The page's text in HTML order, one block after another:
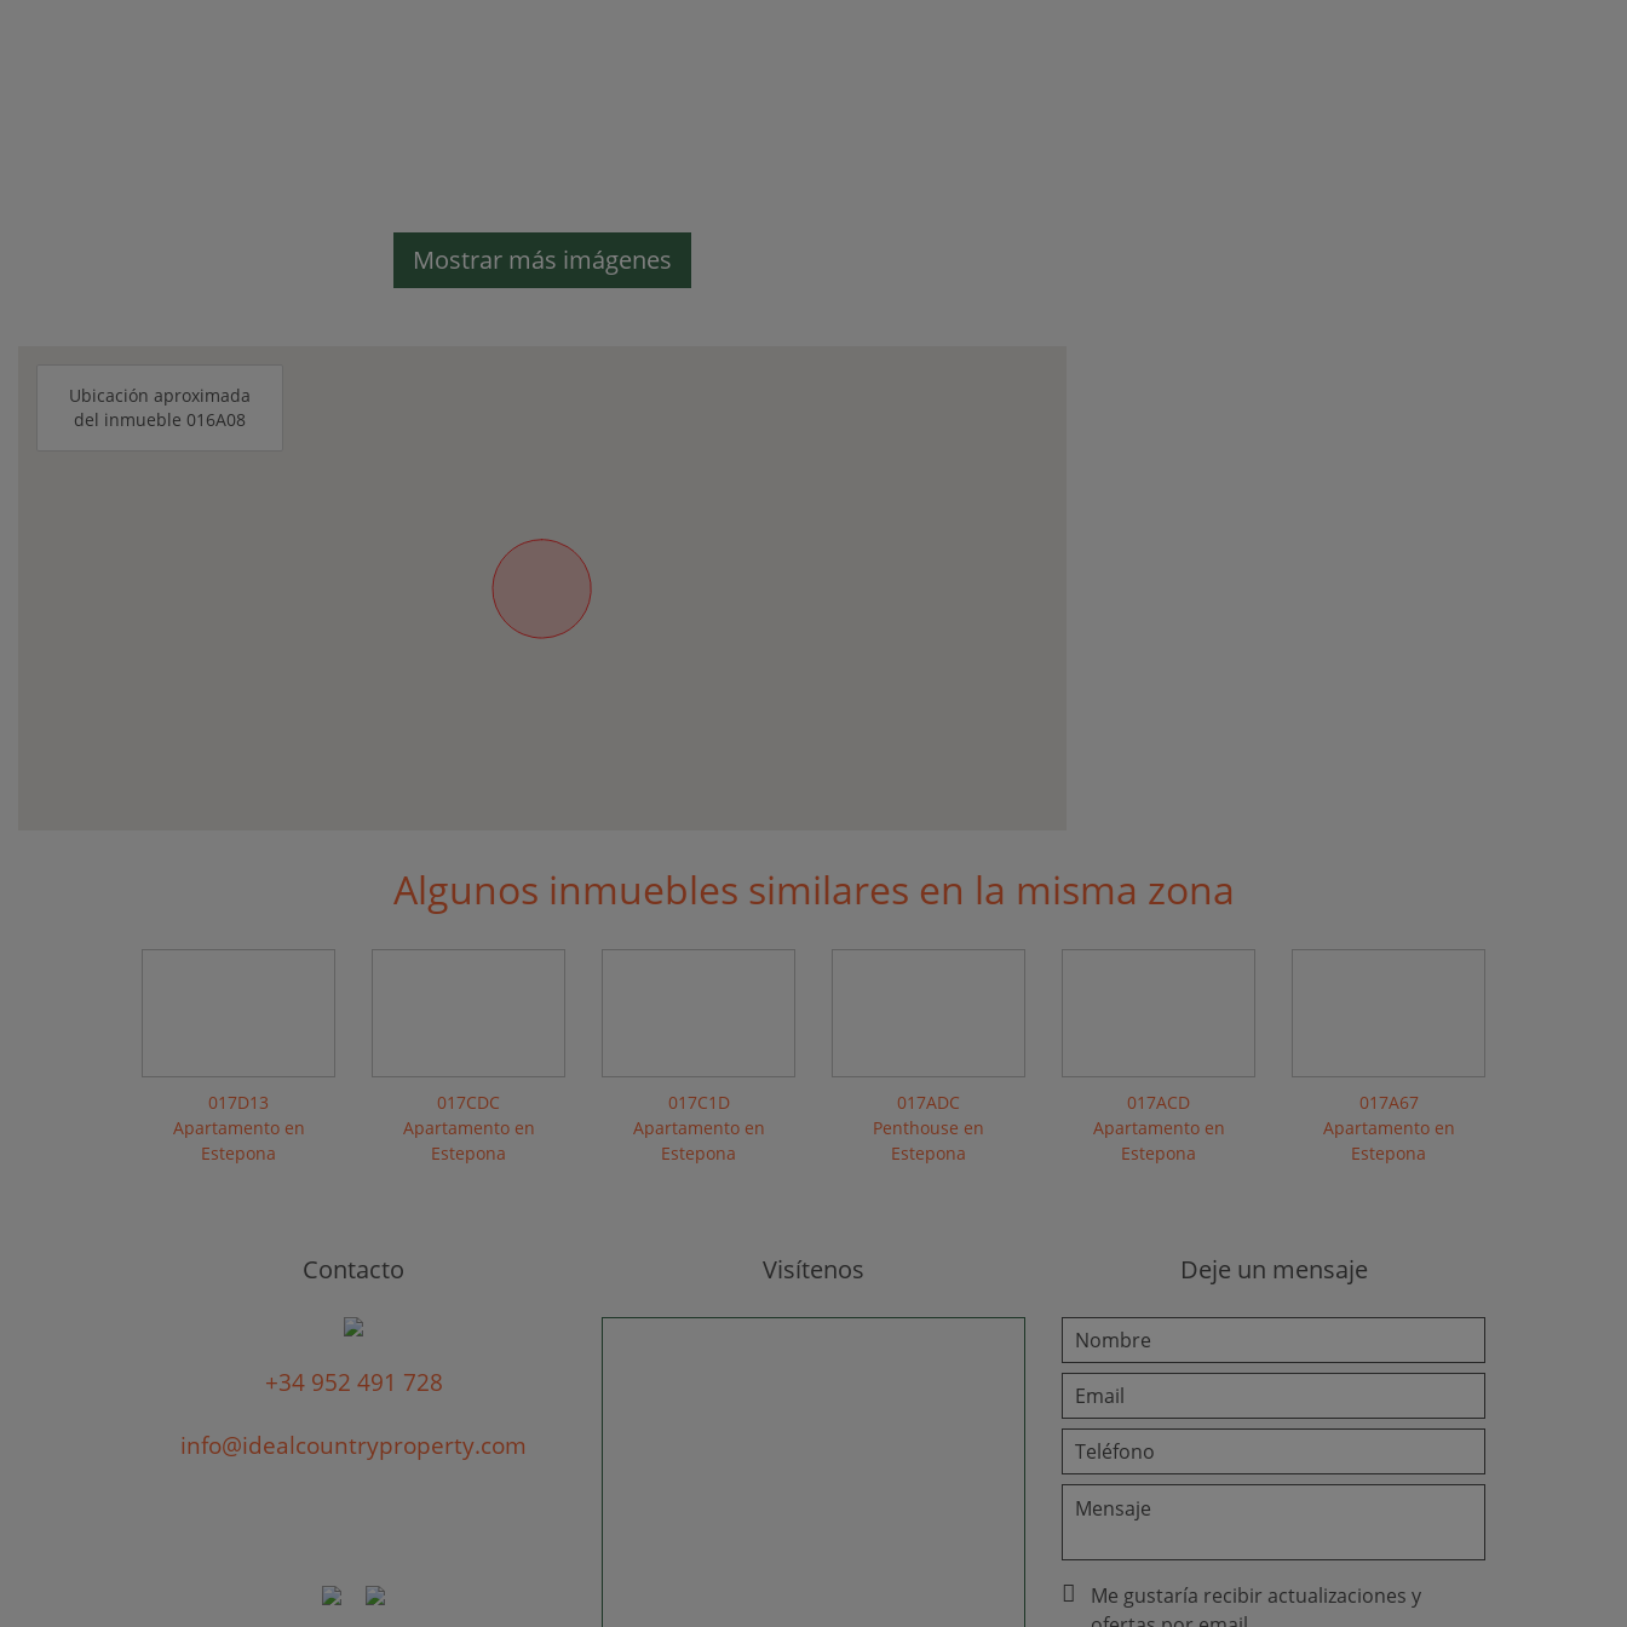
Mostrar más imágenes
Ubicación aproximada
del inmueble 016A08
Algunos inmuebles similares en la misma zona
017D13
Apartamento en
Estepona
017CDC
Apartamento en
Estepona
017C1D
Apartamento en
Estepona
017ADC
Penthouse en
Estepona
017ACD
Apartamento en
Estepona
017A67
Apartamento en
Estepona
Contacto
+34 952 491 728
info@idealcountryproperty.com
Visítenos Deje un mensaje
Me gustaría recibir actualizaciones y